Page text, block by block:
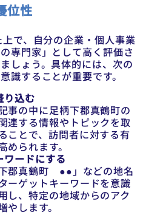
位性
で、自分の企業・個人事業
専門家」として高く評価さ
しょう。具体的には、次の
識することが重要です。
り込む
事の中に足柄下郡真鶴町の
連する情報やトピックを取
ことで、訪問者に対する有
められます。
ワードにする
下郡真鶴町 ●●」などの地名
ーゲットキーワードを意識
し、特定の地域からのアク
やします。